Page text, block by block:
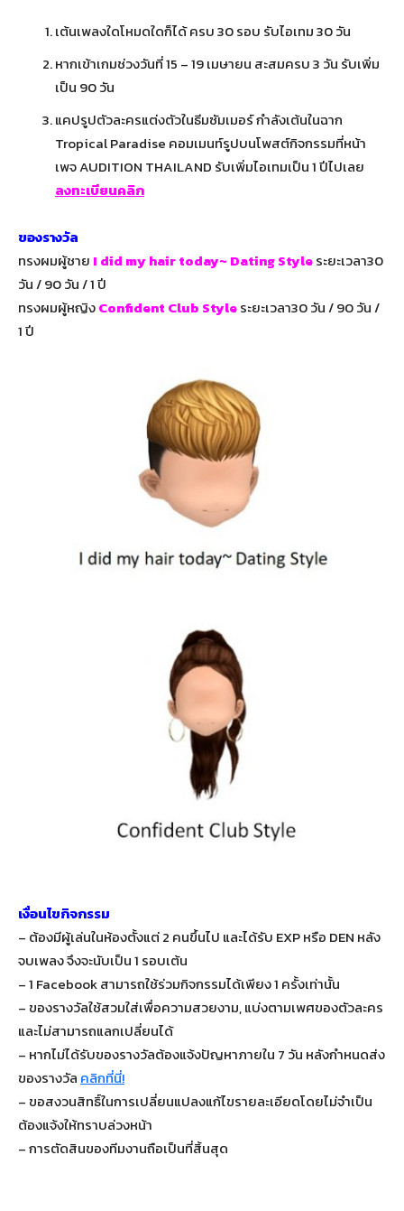
เต้นเพลงใดโหมดใดก็ได้ ครบ 30 รอบ รับไอเทม 30 วัน
หากเข้าเกมช่วงวันที่ 15 – 19 เมษายน สะสมครบ 3 วัน รับเพิ่ม
เป็น 90 วัน
แคปรูปตัวละครแต่งตัวในธีมซัมเมอร์ กำลังเต้นในฉาก
Tropical Paradise คอมเมนท์รูปบนโพสต์กิจกรรมที่หน้า
เพจ AUDITION THAILAND รับเพิ่มไอเทมเป็น 1 ปีไปเลย
ลงทะเบียนคลิก
ของรางวัล
ทรงผมผู้ชาย I did my hair today~ Dating Styleระยะเวลา30
วัน / 90 วัน / 1 ปี
ทรงผมผู้หญิงConfident Club Styleระยะเวลา30 วัน / 90 วัน /
1 ปี
เงื่อนไขกิจกรรม
– ต้องมีผู้เล่นในห้องตั้งแต่ 2 คนขึ้นไป และได้รับ EXP หรือ DEN หลัง
จบเพลง จึงจะนับเป็น 1 รอบเต้น
– 1 Facebook สามารถใช้ร่วมกิจกรรมได้เพียง 1 ครั้งเท่านั้น
– ของรางวัลใช้สวมใส่เพื่อความสวยงาม, แบ่งตามเพศของตัวละคร
และไม่สามารถแลกเปลี่ยนได้
– หากไม่ได้รับของรางวัลต้องแจ้งปัญหาภายใน 7 วัน หลังกำหนดส่ง
ของรางวัล คลิกที่นี่!
– ขอสงวนสิทธิ์ในการเปลี่ยนแปลงแก้ไขรายละเอียดโดยไม่จำเป็น
ต้องแจ้งให้ทราบล่วงหน้า
– การตัดสินของทีมงานถือเป็นที่สิ้นสุด